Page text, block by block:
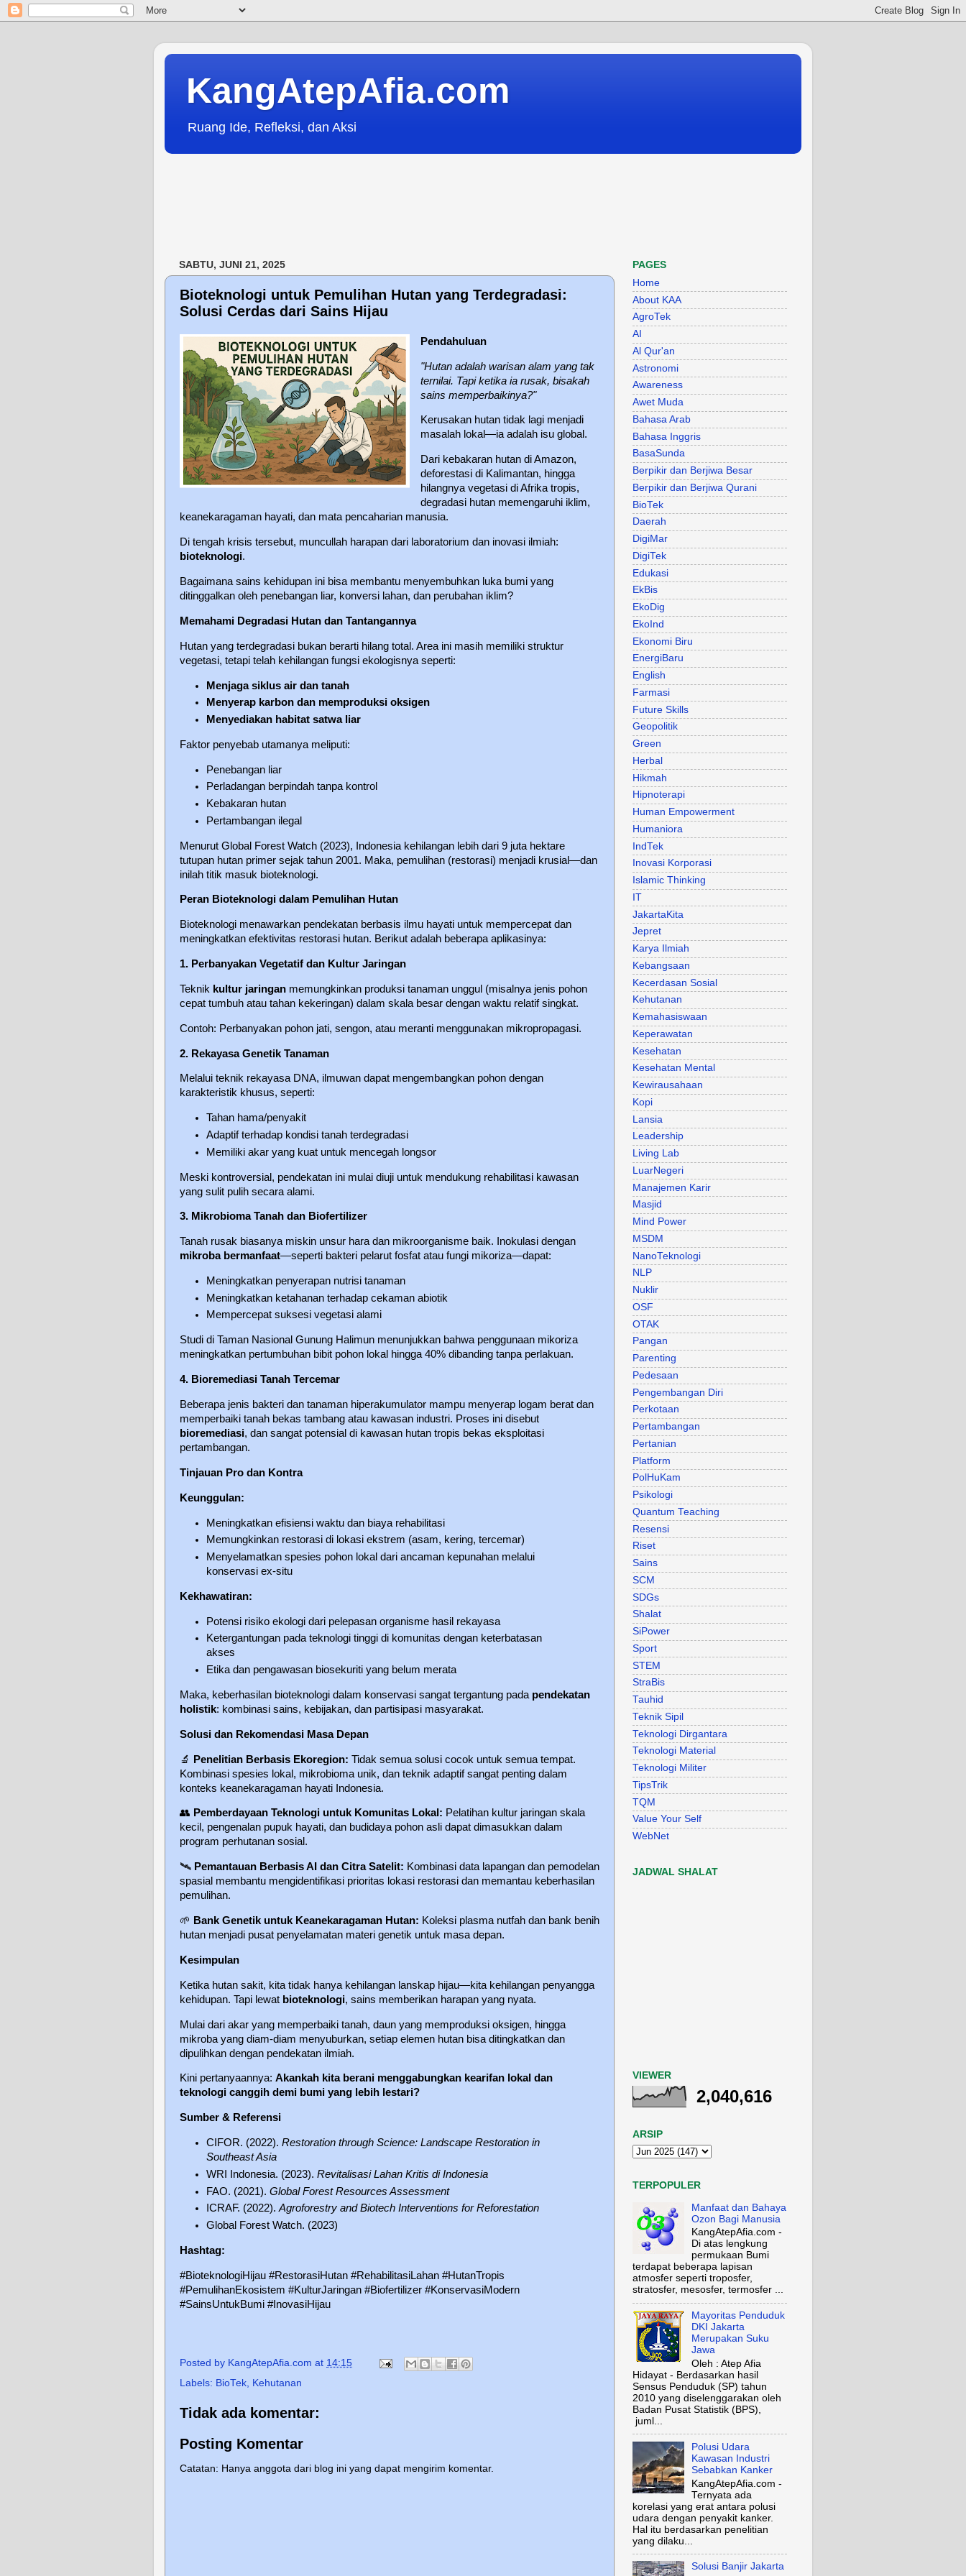
KangAtepAfia.com
Ruang Ide, Refleksi, dan Aksi
SABTU, JUNI 21, 2025
Bioteknologi untuk Pemulihan Hutan yang Terdegradasi:
Solusi Cerdas dari Sains Hijau
Pendahuluan
"Hutan adalah warisan alam yang tak
ternilai. Tapi ketika ia rusak, bisakah
sains memperbaikinya?"
Kerusakan hutan tidak lagi menjadi
masalah lokal—ia adalah isu global.
Dari kebakaran hutan di Amazon,
deforestasi di Kalimantan, hingga
hilangnya vegetasi di Afrika tropis,
degradasi hutan memengaruhi iklim,
keanekaragaman hayati, dan mata pencaharian manusia.
Di tengah krisis tersebut, muncullah harapan dari laboratorium dan inovasi ilmiah:
bioteknologi.
Bagaimana sains kehidupan ini bisa membantu menyembuhkan luka bumi yang
ditinggalkan oleh penebangan liar, konversi lahan, dan perubahan iklim?
Memahami Degradasi Hutan dan Tantangannya
Hutan yang terdegradasi bukan berarti hilang total. Area ini masih memiliki struktur
vegetasi, tetapi telah kehilangan fungsi ekologisnya seperti:
Menjaga siklus air dan tanah
Menyerap karbon dan memproduksi oksigen
Menyediakan habitat satwa liar
Faktor penyebab utamanya meliputi:
Penebangan liar
Perladangan berpindah tanpa kontrol
Kebakaran hutan
Pertambangan ilegal
Menurut Global Forest Watch (2023), Indonesia kehilangan lebih dari 9 juta hektare
tutupan hutan primer sejak tahun 2001. Maka, pemulihan (restorasi) menjadi krusial—dan
inilah titik masuk bioteknologi.
Peran Bioteknologi dalam Pemulihan Hutan
Bioteknologi menawarkan pendekatan berbasis ilmu hayati untuk mempercepat dan
meningkatkan efektivitas restorasi hutan. Berikut adalah beberapa aplikasinya:
1. Perbanyakan Vegetatif dan Kultur Jaringan
Teknik kultur jaringan memungkinkan produksi tanaman unggul (misalnya jenis pohon
cepat tumbuh atau tahan kekeringan) dalam skala besar dengan waktu relatif singkat.
Contoh: Perbanyakan pohon jati, sengon, atau meranti menggunakan mikropropagasi.
2. Rekayasa Genetik Tanaman
Melalui teknik rekayasa DNA, ilmuwan dapat mengembangkan pohon dengan
karakteristik khusus, seperti:
Tahan hama/penyakit
Adaptif terhadap kondisi tanah terdegradasi
Memiliki akar yang kuat untuk mencegah longsor
Meski kontroversial, pendekatan ini mulai diuji untuk mendukung rehabilitasi kawasan
yang sulit pulih secara alami.
3. Mikrobioma Tanah dan Biofertilizer
Tanah rusak biasanya miskin unsur hara dan mikroorganisme baik. Inokulasi dengan
mikroba bermanfaat—seperti bakteri pelarut fosfat atau fungi mikoriza—dapat:
Meningkatkan penyerapan nutrisi tanaman
Meningkatkan ketahanan terhadap cekaman abiotik
Mempercepat suksesi vegetasi alami
Studi di Taman Nasional Gunung Halimun menunjukkan bahwa penggunaan mikoriza
meningkatkan pertumbuhan bibit pohon lokal hingga 40% dibanding tanpa perlakuan.
4. Bioremediasi Tanah Tercemar
Beberapa jenis bakteri dan tanaman hiperakumulator mampu menyerap logam berat dan
memperbaiki tanah bekas tambang atau kawasan industri. Proses ini disebut
bioremediasi, dan sangat potensial di kawasan hutan tropis bekas eksploitasi
pertambangan.
Tinjauan Pro dan Kontra
Keunggulan:
Meningkatkan efisiensi waktu dan biaya rehabilitasi
Memungkinkan restorasi di lokasi ekstrem (asam, kering, tercemar)
Menyelamatkan spesies pohon lokal dari ancaman kepunahan melalui
konservasi ex-situ
Kekhawatiran:
Potensi risiko ekologi dari pelepasan organisme hasil rekayasa
Ketergantungan pada teknologi tinggi di komunitas dengan keterbatasan
akses
Etika dan pengawasan biosekuriti yang belum merata
Maka, keberhasilan bioteknologi dalam konservasi sangat tergantung pada pendekatan
holistik: kombinasi sains, kebijakan, dan partisipasi masyarakat.
Solusi dan Rekomendasi Masa Depan
🔬 Penelitian Berbasis Ekoregion: Tidak semua solusi cocok untuk semua tempat.
Kombinasi spesies lokal, mikrobioma unik, dan teknik adaptif sangat penting dalam
konteks keanekaragaman hayati Indonesia.
👥 Pemberdayaan Teknologi untuk Komunitas Lokal: Pelatihan kultur jaringan skala
kecil, pengenalan pupuk hayati, dan budidaya pohon asli dapat dimasukkan dalam
program perhutanan sosial.
🛰️ Pemantauan Berbasis AI dan Citra Satelit: Kombinasi data lapangan dan pemodelan
spasial membantu mengidentifikasi prioritas lokasi restorasi dan memantau keberhasilan
pemulihan.
🌱 Bank Genetik untuk Keanekaragaman Hutan: Koleksi plasma nutfah dan bank benih
hutan menjadi pusat penyelamatan materi genetik untuk masa depan.
Kesimpulan
Ketika hutan sakit, kita tidak hanya kehilangan lanskap hijau—kita kehilangan penyangga
kehidupan. Tapi lewat bioteknologi, sains memberikan harapan yang nyata.
Mulai dari akar yang memperbaiki tanah, daun yang memproduksi oksigen, hingga
mikroba yang diam-diam menyuburkan, setiap elemen hutan bisa ditingkatkan dan
dipulihkan dengan pendekatan ilmiah.
Kini pertanyaannya: Akankah kita berani menggabungkan kearifan lokal dan
teknologi canggih demi bumi yang lebih lestari?
Sumber & Referensi
CIFOR. (2022).Restoration through Science: Landscape Restoration in
Southeast Asia
WRI Indonesia. (2023).Revitalisasi Lahan Kritis di Indonesia
FAO. (2021).Global Forest Resources Assessment
ICRAF. (2022).Agroforestry and Biotech Interventions for Reforestation
Global Forest Watch. (2023)
Hashtag:
#BioteknologiHijau #RestorasiHutan #RehabilitasiLahan #HutanTropis
#PemulihanEkosistem #KulturJaringan #Biofertilizer #KonservasiModern
#SainsUntukBumi #InovasiHijau
Posted by KangAtepAfia.com at 14:15
Labels: BioTek Kehutanan
Tidak ada komentar:
Posting Komentar
Catatan: Hanya anggota dari blog ini yang dapat mengirim komentar.
PAGES
Home
About KAA
AgroTek
AI
Al Qur'an
Astronomi
Awareness
Awet Muda
Bahasa Arab
Bahasa Inggris
BasaSunda
Berpikir dan Berjiwa Besar
Berpikir dan Berjiwa Qurani
BioTek
Daerah
DigiMar
DigiTek
Edukasi
EkBis
EkoDig
EkoInd
Ekonomi Biru
EnergiBaru
English
Farmasi
Future Skills
Geopolitik
Green
Herbal
Hikmah
Hipnoterapi
Human Empowerment
Humaniora
IndTek
Inovasi Korporasi
Islamic Thinking
IT
JakartaKita
Jepret
Karya Ilmiah
Kebangsaan
Kecerdasan Sosial
Kehutanan
Kemahasiswaan
Keperawatan
Kesehatan
Kesehatan Mental
Kewirausahaan
Kopi
Lansia
Leadership
Living Lab
LuarNegeri
Manajemen Karir
Masjid
Mind Power
MSDM
NanoTeknologi
NLP
Nuklir
OSF
OTAK
Pangan
Parenting
Pedesaan
Pengembangan Diri
Perkotaan
Pertambangan
Pertanian
Platform
PolHuKam
Psikologi
Quantum Teaching
Resensi
Riset
Sains
SCM
SDGs
Shalat
SiPower
Sport
STEM
StraBis
Tauhid
Teknik Sipil
Teknologi Dirgantara
Teknologi Material
Teknologi Militer
TipsTrik
TQM
Value Your Self
WebNet
JADWAL SHALAT
VIEWER
2,040,616
ARSIP
TERPOPULER
Manfaat dan Bahaya
Ozon Bagi Manusia
KangAtepAfia.com -
Di atas lengkung
permukaan Bumi
terdapat beberapa lapisan
atmosfer seperti troposfer,
stratosfer, mesosfer, termosfer ...
Mayoritas Penduduk
DKI Jakarta
Merupakan Suku
Jawa
Oleh : Atep Afia
Hidayat - Berdasarkan hasil
Sensus Penduduk (SP) tahun
2010 yang diselenggarakan oleh
Badan Pusat Statistik (BPS),
juml...
Polusi Udara
Kawasan Industri
Sebabkan Kanker
KangAtepAfia.com -
Ternyata ada
korelasi yang erat antara polusi
udara dengan penyakit kanker.
Hal itu berdasarkan penelitian
yang dilaku...
Solusi Banjir Jakarta